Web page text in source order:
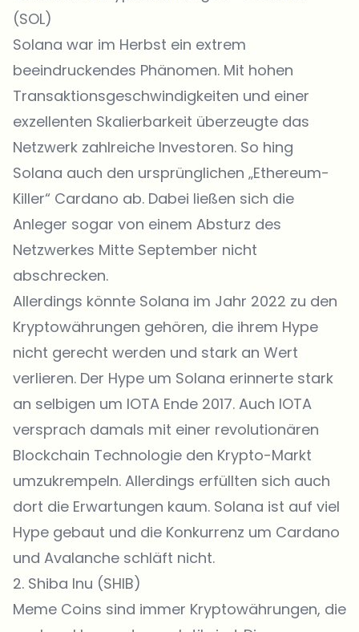
(SOL)
Solana war im Herbst ein extrem
beeindruckendes Phänomen. Mit hohen
Transaktionsgeschwindigkeiten und einer
exzellenten Skalierbarkeit überzeugte das
Netzwerk zahlreiche Investoren. So hing
Solana auch den ursprünglichen „Ethereum-
Killer“ Cardano ab. Dabei ließen sich die
Anleger sogar von einem Absturz des
Netzwerkes Mitte September nicht
abschrecken.
Allerdings könnte Solana im Jahr 2022 zu den
Kryptowährungen gehören, die ihrem Hype
nicht gerecht werden und stark an Wert
verlieren. Der Hype um Solana erinnerte stark
an selbigen um IOTA Ende 2017. Auch IOTA
versprach damals mit einer revolutionären
Blockchain Technologie den Krypto-Markt
umzukrempeln. Allerdings erfüllten sich auch
dort die Erwartungen kaum. Solana ist auf viel
Hype gebaut und die Konkurrenz um Cardano
und Avalanche schläft nicht.
2. Shiba Inu (SHIB)
Meme Coins sind immer Kryptowährungen, die